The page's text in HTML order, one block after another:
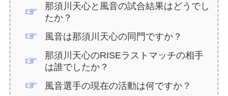
那須川天心と風音の試合結果はどうでし
たか？
風音は那須川天心の同門ですか？
那須川天心のRISEラストマッチの相手
は誰でしたか？
風音選手の現在の活動は何ですか？